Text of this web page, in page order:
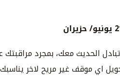
يونيو/حزيران
الحديث معك، بمجرد
اي موقف غير مريح لاخر